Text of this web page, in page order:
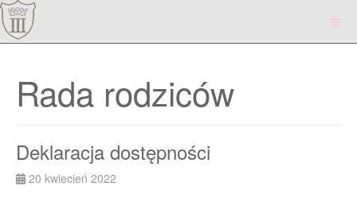
Rada rodziców
Deklaracja dostępności
20 kwiecień 2022